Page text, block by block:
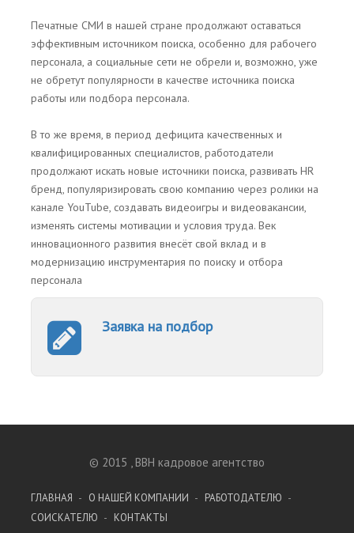
Печатные СМИ в нашей стране продолжают оставаться
эффективным источником поиска, особенно для рабочего
персонала, а социальные сети не обрели и, возможно, уже
не обретут популярности в качестве источника поиска
работы или подбора персонала.
В то же время, в период дефицита качественных и
квалифицированных специалистов, работодатели
продолжают искать новые источники поиска, развивать HR
бренд, популяризировать свою компанию через ролики на
канале YouTube, создавать видеоигры и видеовакансии,
изменять системы мотивации и условия труда. Век
инновационного развития внесёт свой вклад и в
модернизацию инструментария по поиску и отбора
персонала
Заявка на подбор
© 2015 , BBH кадровое агентство
ГЛАВНАЯ О НАШЕЙ КОМПАНИИ
РАБОТОДАТЕЛЮ
СОИСКАТЕЛЮ
КОНТАКТЫ